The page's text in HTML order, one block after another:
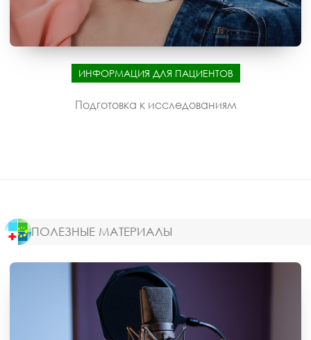
ИНФОРМАЦИЯ ДЛЯ ПАЦИЕНТОВ
Подготовка к исследованиям
ПОЛЕЗНЫЕ МАТЕРИАЛЫ